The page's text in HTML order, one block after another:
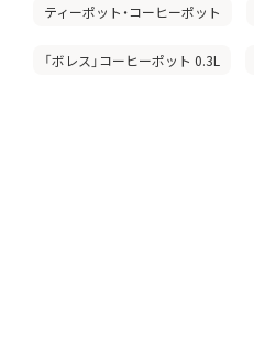
ティーポット・コーヒーポット
「ボレス」コーヒーポット 0.3L